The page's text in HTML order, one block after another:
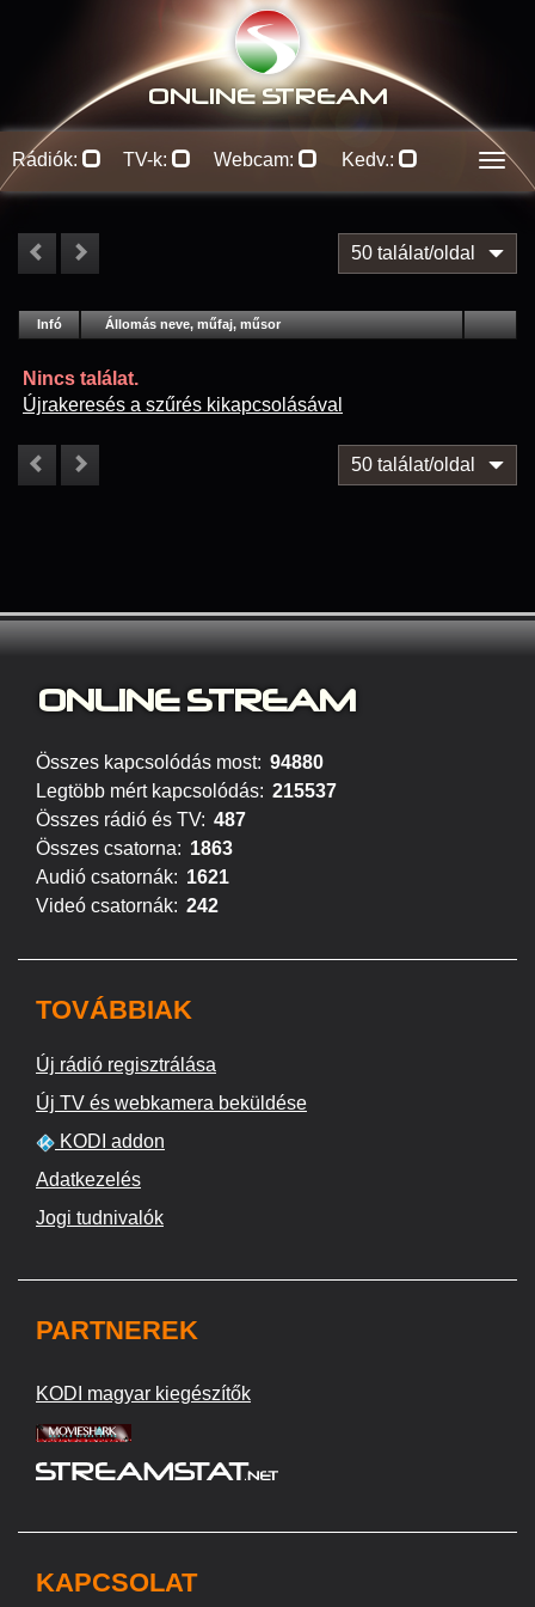
ONLINE STREAM
Rádiók: TV-k: Webcam: Kedv.:
50 találat/oldal
Infó Lejátszás
Állomás neve, műfaj, műsor
Nincs találat.
Újrakeresés a szűrés kikapcsolásával
50 találat/oldal
ONLINE STREAM
Összes kapcsolódás most: 94880
Legtöbb mért kapcsolódás: 215537
Összes rádió és TV: 487
Összes csatorna: 1863
Audió csatornák: 1621
Videó csatornák: 242
TOVÁBBIAK
Új rádió regisztrálása
Új TV és webkamera beküldése
KODI addon
Adatkezelés
Jogi tudnivalók
PARTNEREK
KODI magyar kiegészítők
KAPCSOLAT